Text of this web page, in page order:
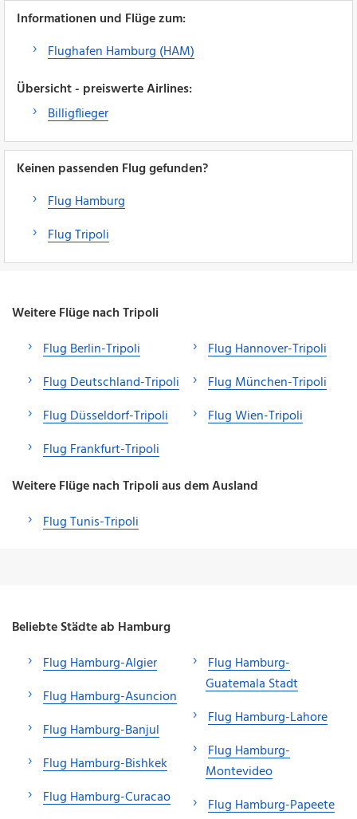
Informationen und Flüge zum:
Flughafen Hamburg (HAM)
Übersicht - preiswerte Airlines:
Billigflieger
Keinen passenden Flug gefunden?
Flug Hamburg
Flug Tripoli
Weitere Flüge nach Tripoli
Flug Berlin-Tripoli
Flug Deutschland-Tripoli
Flug Düsseldorf-Tripoli
Flug Frankfurt-Tripoli
Flug Hannover-Tripoli
Flug München-Tripoli
Flug Wien-Tripoli
Weitere Flüge nach Tripoli aus dem Ausland
Flug Tunis-Tripoli
Beliebte Städte ab Hamburg
Flug Hamburg-Algier
Flug Hamburg-Asuncion
Flug Hamburg-Banjul
Flug Hamburg-Bishkek
Flug Hamburg-Curacao
Flug Hamburg-
Guatemala Stadt
Flug Hamburg-Lahore
Flug Hamburg-
Montevideo
Flug Hamburg-Papeete